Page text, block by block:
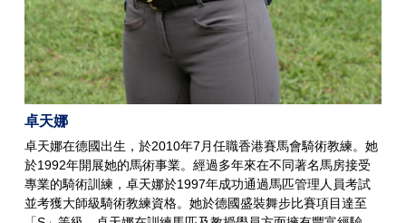
卓天娜
卓天娜在德國出生，於2010年7月任職香港賽馬會騎術教練。她
於1992年開展她的馬術事業。經過多年來在不同著名馬房接受
專業的騎術訓練，卓天娜於1997年成功通過馬匹管理人員考試
並考獲大師級騎術教練資格。她於德國盛裝舞步比賽項目達至